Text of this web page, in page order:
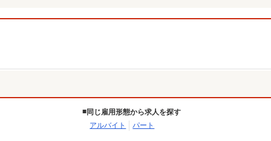
同じ雇用形態から求人を探す
アルバイト
パート